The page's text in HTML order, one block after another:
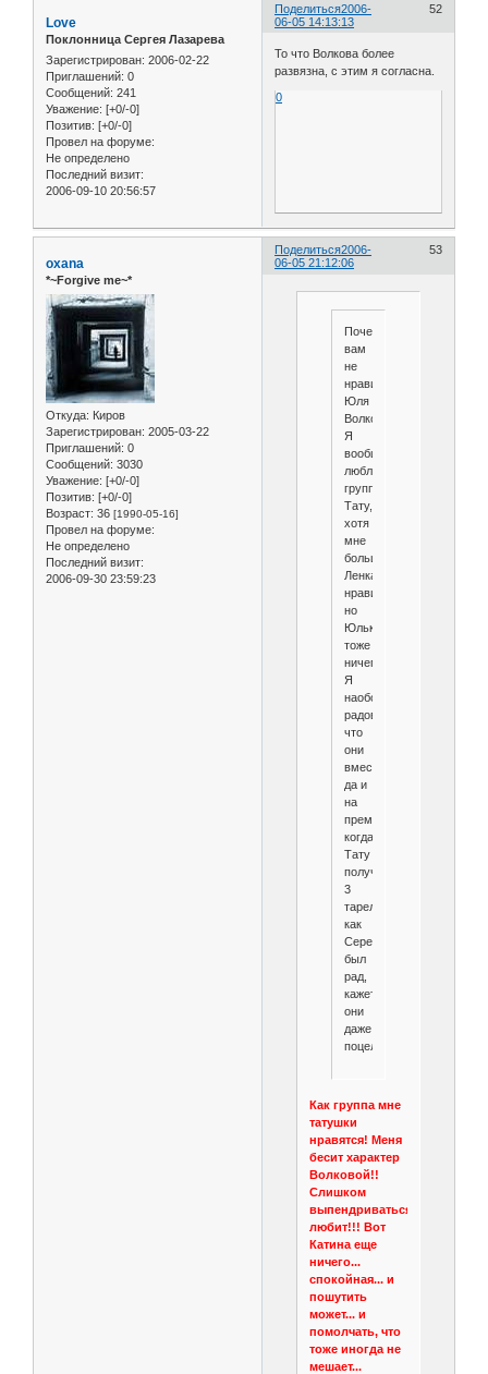
Поделиться 52
2006-
06-05 14:13:13
Love
Поклонница Сергея Лазарева
Зарегистрирован: 2006-02-22
Приглашений: 0
Сообщений: 241
Уважение: [+0/-0]
Позитив: [+0/-0]
Провел на форуме:
Не определено
Последний визит:
2006-09-10 20:56:57
То что Волкова более
развязна, с этим я согласна.
0
Поделиться 53
2006-
06-05 21:12:06
oxana
*~Forgive me~*
Откуда: Киров
Зарегистрирован: 2005-03-22
Приглашений: 0
Сообщений: 3030
Уважение: [+0/-0]
Позитив: [+0/-0]
Возраст: 36 [1990-05-16]
Провел на форуме:
Не определено
Последний визит:
2006-09-30 23:59:23
Почему
вам
не
нравится
Юля
Волкова.
Я
вообще
люблю
группу
Тату,
хотя
мне
больше
Ленка
нравится,
но
Юлька
тоже
ничего.
Я
наоборот
радовалась,
что
они
вместе,
да и
на
премии,
когда
Тату
получили
3
тарелки,
как
Сережка
был
рад,
кажется
они
даже
поцеловались.
Как группа мне
татушки
нравятся! Меня
бесит характер
Волковой!!
Слишком
выпендриваться
любит!!! Вот
Катина еще
ничего...
спокойная... и
пошутить
может... и
помолчать, что
тоже иногда не
мешает...